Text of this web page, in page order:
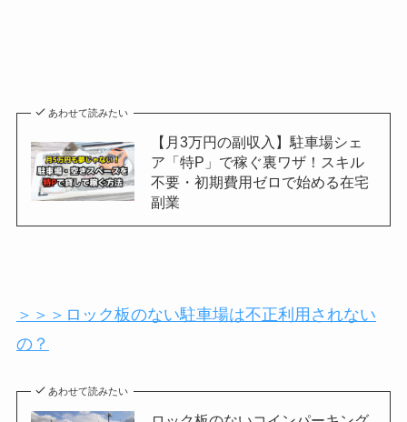
あわせて読みたい
【月3万円の副収入】駐車場シェ
ア「特P」で稼ぐ裏ワザ！スキル
不要・初期費用ゼロで始める在宅
副業
＞＞＞ロック板のない駐車場は不正利用されない
の？
あわせて読みたい